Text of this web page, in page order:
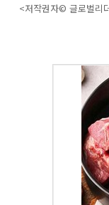
<저작권자© 글로벌리